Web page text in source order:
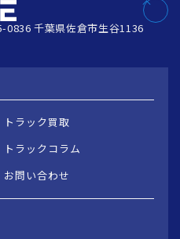
0836 千葉県佐倉市生谷1136
トラック買取
トラックコラム
お問い合わせ